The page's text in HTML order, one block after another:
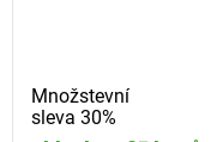
Množstevní
sleva 30%